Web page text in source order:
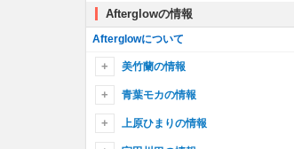
CiRCLING
Light Delight
二重の虹
最高(さあ行こう)！
ガールズコード
カナユメ
Trouble Joyful!!
Off we go.
カルマ
Butter-Fly
Don’t say “lazy”
Winking☆Cheer
Power of LOVE!!!
TITLE IDOL
るんっ♪てぃてぃー！
secret base〜君がくれたもの〜
Safe and Sound
Ringing Bloom
FIRE BIRD
"UNIONS"Road
Song I am.
うぃーきゃん☆フレフレっ！
にこにこねくと！
ないすみちゅっ！
きらっ☆と キミフェス！
深海少女
Nevereverland
CQCQ
V.I.P
COLORFUL BOX
Embrace of light
CORUSCATE-DNA-
激動
ヒトリノ夜
劣等上等
天体観測
正解はひとつ！じゃない！！
ハレ晴レユカイ
革命デュアリズム
創聖のアクエリオン
山吹沙綾のキャラ一覧
市ヶ谷有咲のプロフィール
市ヶ谷有咲のキャラ一覧
Afterglowの情報
Afterglowについて
美竹蘭の情報
美竹蘭のプロフィール
美竹蘭のキャラ一覧
青葉モカの情報
青葉モカのプロフィール
青葉モカのキャラ一覧
上原ひまりの情報